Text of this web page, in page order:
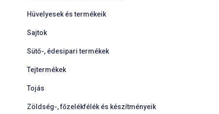
Hüvelyesek és termékeik
Sajtok
Sütő-, édesipari termékek
Tejtermékek
Tojás
Zöldség-, főzelékfélék és készítményeik